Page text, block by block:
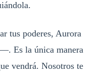
tus poderes, Aurora
Es la única manera
vendrá. Nosotros te